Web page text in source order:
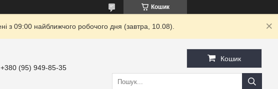
Кошик
з 09:00 найближчого робочого дня (завтра, 10.08).
+380 (95) 949-85-35
Кошик